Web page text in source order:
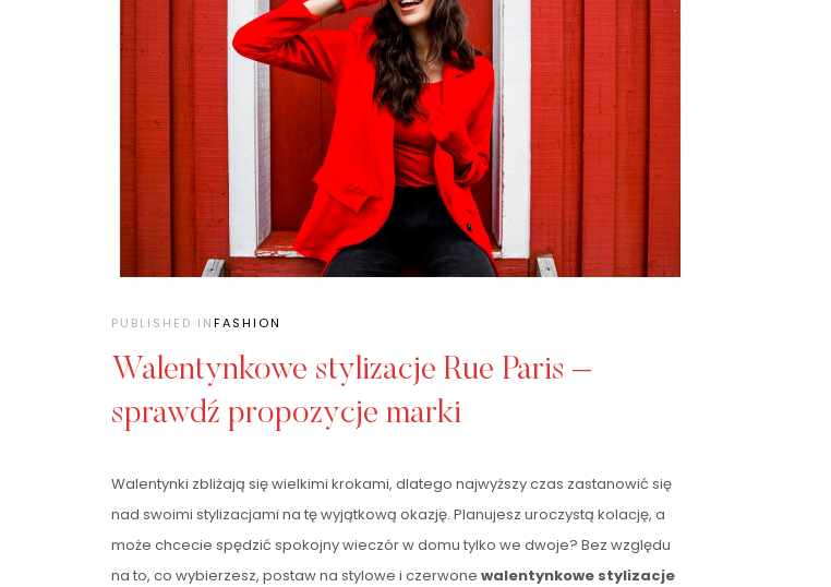
PUBLISHED INFASHION
Walentynkowe stylizacje Rue Paris –
sprawdź propozycje marki
Walentynki zbliżają się wielkimi krokami, dlatego najwyższy czas zastanowić się
nad swoimi stylizacjami na tę wyjątkową okazję. Planujesz uroczystą kolację, a
może chcecie spędzić spokojny wieczór w domu tylko we dwoje? Bez względu
na to, co wybierzesz, postaw na stylowe i czerwone walentynkowe stylizacje